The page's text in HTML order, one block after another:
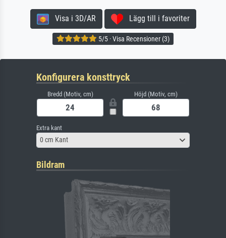
Visa i 3D/AR Lägg till i favoriter
5/5 · Visa Recensioner (3)
Konfigurera konsttryck
Bredd (Motiv, cm) Höjd (Motiv, cm)
Extra kant
0 cm Kant
Bildram